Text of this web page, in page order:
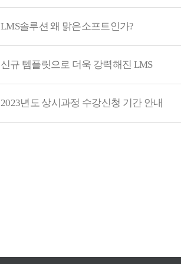
LMS솔루션 왜 맑은소프트인가?
신규 템플릿으로 더욱 강력해진 LMS
2023년도 상시과정 수강신청 기간 안내